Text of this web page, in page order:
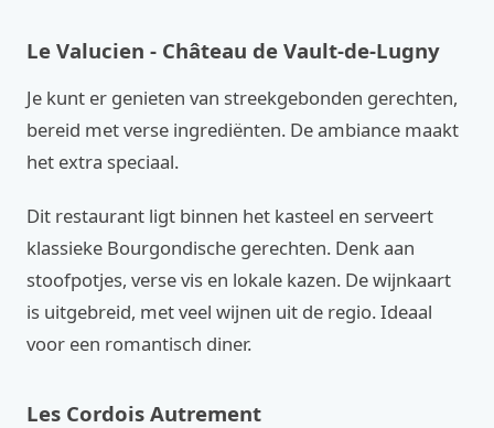
Le Valucien - Château de Vault-de-Lugny
Je kunt er genieten van streekgebonden gerechten,
bereid met verse ingrediënten. De ambiance maakt
het extra speciaal.
Dit restaurant ligt binnen het kasteel en serveert
klassieke Bourgondische gerechten. Denk aan
stoofpotjes, verse vis en lokale kazen. De wijnkaart
is uitgebreid, met veel wijnen uit de regio. Ideaal
voor een romantisch diner.
Les Cordois Autrement